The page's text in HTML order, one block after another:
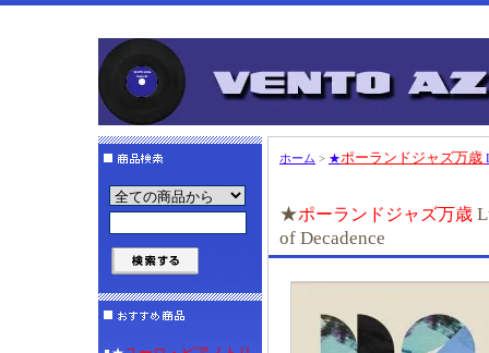
ホーム > ★ポーランドジャズ万歳
★ポーランドジャズ万歳
of Decadence